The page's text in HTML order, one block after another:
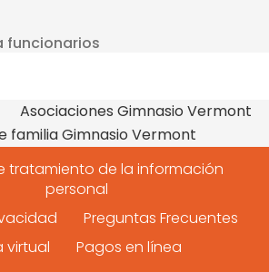
funcionarios
Asociaciones Gimnasio Vermont
familia Gimnasio Vermont
tratamiento de la información
personal
Preguntas Frecuentes
virtual
Pagos en línea